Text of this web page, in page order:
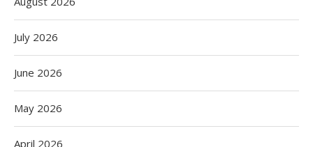
July 2026
June 2026
May 2026
April 2026